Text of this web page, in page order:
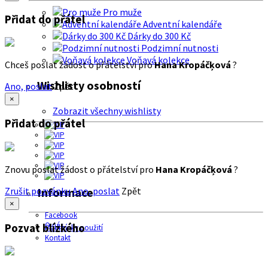
Pro muže
Adventní kalendáře
Dárky do 300 Kč
Podzimní nutnosti
Voňavá kolekce
Wishlisty osobností
Zobrazit všechny wishlisty
Informace
Facebook
O nás
Podmínky použití
Kontakt
Přidat do přátel
Chceš poslat žádost o přátelství proHana Kropáčķová ?
Ano, poslatZpět
×
Přidat do přátel
Znovu poslat žádost o přátelství pro Hana Kropáčķová ?
Zrušit pozvánkuAno, poslat Zpět
×
Pozvat blízkého